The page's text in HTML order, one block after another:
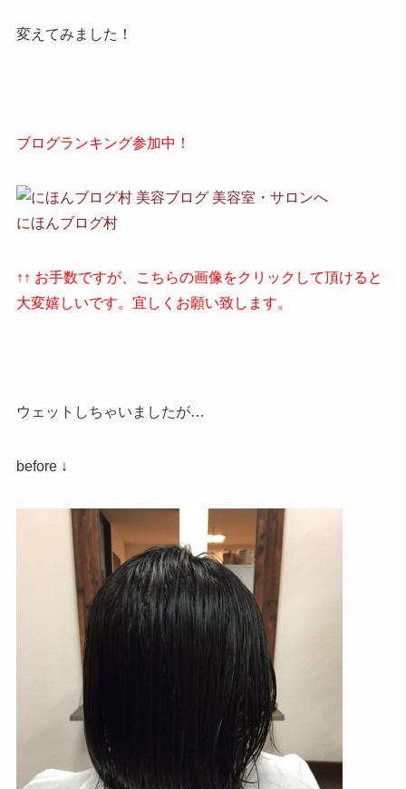
変えてみました！
ブログランキング参加中！
にほんブログ村
↑↑ お手数ですが、こちらの画像をクリックして頂けると
大変嬉しいです。宜しくお願い致します。
ウェットしちゃいましたが…
before ↓